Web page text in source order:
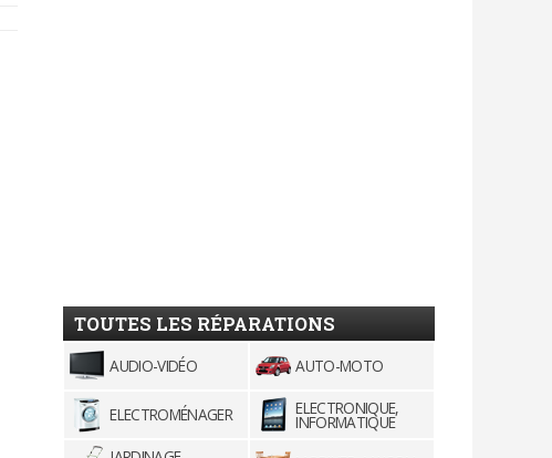
TOUTES LES RÉPARATIONS
AUDIO-VIDÉO AUTO-MOTO
ELECTROMÉNAGER ELECTRONIQUE,
INFORMATIQUE